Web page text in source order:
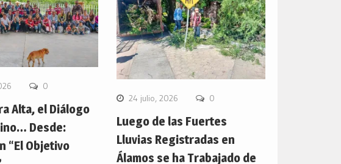
0
Alta, el Diálogo
Desde:
“El Objetivo
24 julio, 2026 0
Luego de las Fuertes
Lluvias Registradas en
Álamos se ha Trabajado de